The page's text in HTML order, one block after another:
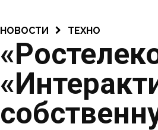
НОВОСТИ ТЕХНО